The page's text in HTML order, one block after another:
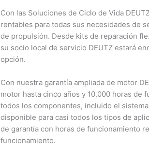
Con las Soluciones de Ciclo de Vida
rentables para todas sus necesidades de
de propulsión. Desde kits de reparación
su socio local de servicio DEUTZ estará
opción.
Con nuestra garantía ampliada de motor
motor hasta cinco años y 10.000 horas de
todos los componentes, incluido el
disponible para casi todos los tipos de
de garantía con horas de funcionamiento
funcionamiento.